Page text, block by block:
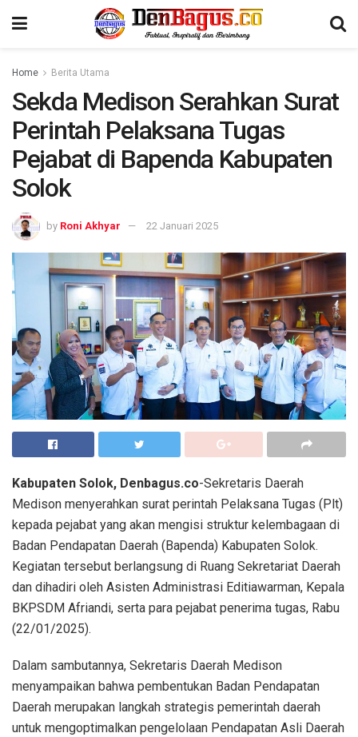
Home Berita Utama
Sekda Medison Serahkan Surat
Perintah Pelaksana Tugas
Pejabat di Bapenda Kabupaten
Solok
by Roni Akhyar 22 Januari 2025
Kabupaten Solok, Denbagus.co-Sekretaris Daerah
Medison menyerahkan surat perintah Pelaksana Tugas (Plt)
kepada pejabat yang akan mengisi struktur kelembagaan di
Badan Pendapatan Daerah (Bapenda) Kabupaten Solok.
Kegiatan tersebut berlangsung di Ruang Sekretariat Daerah
dan dihadiri oleh Asisten Administrasi Editiawarman, Kepala
BKPSDM Afriandi, serta para pejabat penerima tugas, Rabu
(22/01/2025).
Dalam sambutannya, Sekretaris Daerah Medison
menyampaikan bahwa pembentukan Badan Pendapatan
Daerah merupakan langkah strategis pemerintah daerah
untuk mengoptimalkan pengelolaan Pendapatan Asli Daerah